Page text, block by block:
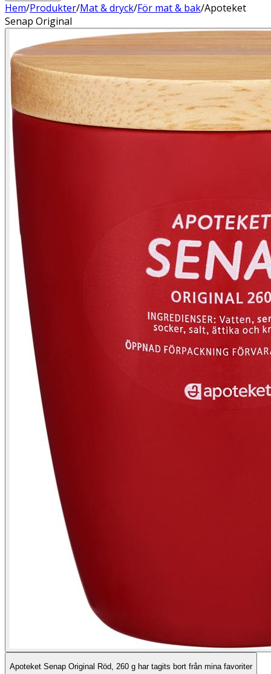
Hem/Produkter/Mat & dryck/För mat & bak/Apoteket
Senap Original
Apoteket Senap Original Röd, 260 g har tagits bort från mina favoriter